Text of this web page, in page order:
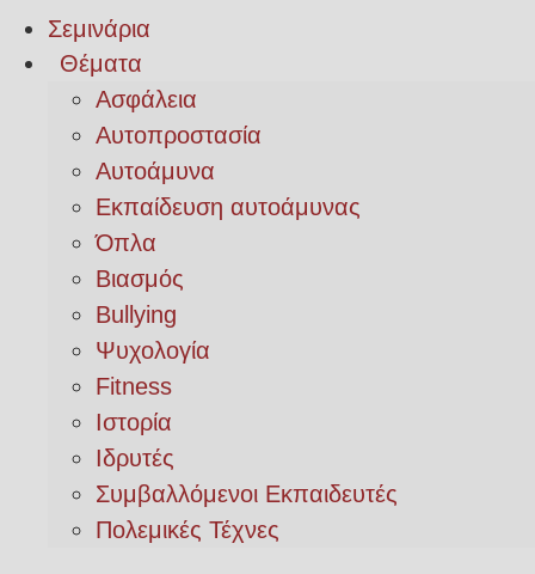
Σεμινάρια
Θέματα
Ασφάλεια
Αυτοπροστασία
Αυτοάμυνα
Εκπαίδευση αυτοάμυνας
Όπλα
Βιασμός
Bullying
Ψυχολογία
Fitness
Ιστορία
Ιδρυτές
Συμβαλλόμενοι Εκπαιδευτές
Πολεμικές Τέχνες